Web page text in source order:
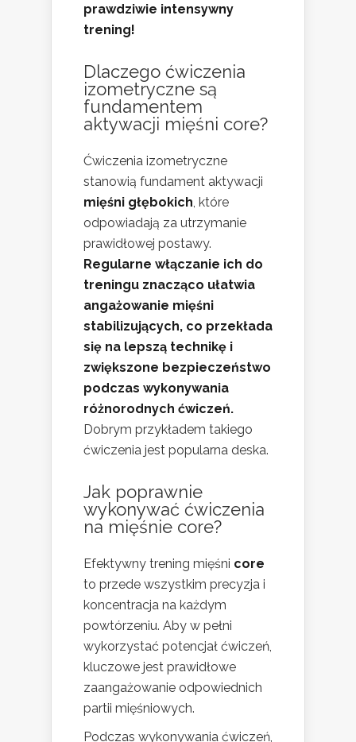
prawdziwie intensywny
trening!
Dlaczego ćwiczenia
izometryczne są
fundamentem
aktywacji mięśni core?
Ćwiczenia izometryczne
stanowią fundament aktywacji
mięśni głębokich , które
odpowiadają za utrzymanie
prawidłowej postawy.
Regularne włączanie ich do
treningu znacząco ułatwia
angażowanie mięśni
stabilizujących, co przekłada
się na lepszą technikę i
zwiększone bezpieczeństwo
podczas wykonywania
różnorodnych ćwiczeń.
Dobrym przykładem takiego
ćwiczenia jest popularna deska.
Jak poprawnie
wykonywać ćwiczenia
na mięśnie core?
Efektywny trening mięśni core
to przede wszystkim precyzja i
koncentracja na każdym
powtórzeniu. Aby w pełni
wykorzystać potencjał ćwiczeń,
kluczowe jest prawidłowe
zaangażowanie odpowiednich
partii mięśniowych.
Podczas wykonywania ćwiczeń,